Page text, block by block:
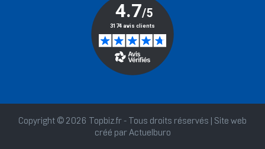
Copyright © 2026 Topbiz.fr - Tous droits réservés | Site web
créé par Actuelburo